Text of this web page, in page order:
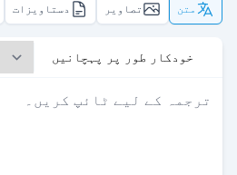
متن تصاویر دستاویزات
خودکار طور پر پہچانیں